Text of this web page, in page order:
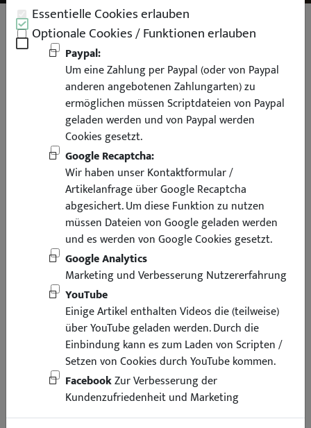
Seitenblinker für BMW E81 E87 E82
E88 E90 E91 E92 E93 X1 E84 rechts
10,95 €
inkl. Mwst
Lieferung binnen 4 Arbeitstagen
Art.-Nr. : 214721
Essentielle Cookies erlauben
Optionale Cookies / Funktionen erlauben
Paypal:
Um eine Zahlung per Paypal (oder von Paypal
anderen angebotenen Zahlungarten) zu
ermöglichen müssen Scriptdateien von Paypal
geladen werden und von Paypal werden
Cookies gesetzt.
Google Recaptcha:
Wir haben unser Kontaktformular /
Artikelanfrage über Google Recaptcha
abgesichert. Um diese Funktion zu nutzen
müssen Dateien von Google geladen werden
und es werden von Google Cookies gesetzt.
Google Analytics
Marketing und Verbesserung Nutzererfahrung
YouTube
Einige Artikel enthalten Videos die (teilweise)
über YouTube geladen werden. Durch die
Einbindung kann es zum Laden von Scripten /
Setzen von Cookies durch YouTube kommen.
FacebookZur Verbesserung der
Kundenzufriedenheit und Marketing